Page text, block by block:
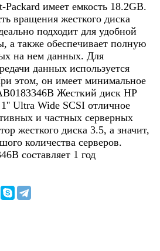
имеет емкость 18.2GB.
вращения жесткого диска
подходит для удобной
а также обеспечивает полную
на нем данных. Для
данных используется
этом, он имеет минимальное
Жесткий диск HP
Ultra Wide SCSI отличное
и частных серверных
жесткого диска 3.5, а значит,
количества серверов.
составляет 1 год